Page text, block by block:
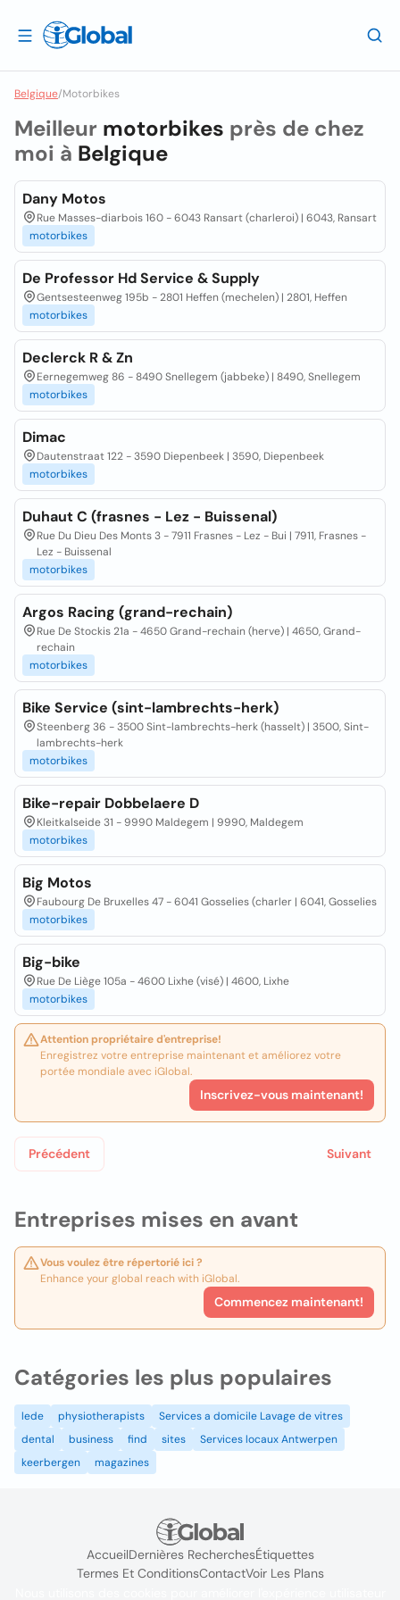
Belgique/Motorbikes
Entreprises mises en avant
Vous voulez être répertorié ici ?
Enhance your global reach with iGlobal.
Commencez maintenant!
Meilleur motorbikes près de chez
moi à Belgique
Dany Motos
Rue Masses-diarbois 160 - 6043 Ransart (charleroi) | 6043, Ransart
motorbikes
De Professor Hd Service & Supply
Gentsesteenweg 195b - 2801 Heffen (mechelen) | 2801, Heffen
motorbikes
Declerck R & Zn
Eernegemweg 86 - 8490 Snellegem (jabbeke) | 8490, Snellegem
motorbikes
Dimac
Dautenstraat 122 - 3590 Diepenbeek | 3590, Diepenbeek
motorbikes
Duhaut C (frasnes - Lez - Buissenal)
Rue Du Dieu Des Monts 3 - 7911 Frasnes - Lez - Bui | 7911, Frasnes -
Lez - Buissenal
motorbikes
Argos Racing (grand-rechain)
Rue De Stockis 21a - 4650 Grand-rechain (herve) | 4650, Grand-
rechain
motorbikes
Bike Service (sint-lambrechts-herk)
Steenberg 36 - 3500 Sint-lambrechts-herk (hasselt) | 3500, Sint-
lambrechts-herk
motorbikes
Bike-repair Dobbelaere D
Kleitkalseide 31 - 9990 Maldegem | 9990, Maldegem
motorbikes
Big Motos
Faubourg De Bruxelles 47 - 6041 Gosselies (charler | 6041, Gosselies
motorbikes
Big-bike
Rue De Liège 105a - 4600 Lixhe (visé) | 4600, Lixhe
motorbikes
Attention propriétaire d'entreprise!
Enregistrez votre entreprise maintenant et améliorez votre
portée mondiale avec iGlobal.
Inscrivez-vous maintenant!
Précédent Suivant
Catégories les plus populaires
lede physiotherapists
Services a domicile Lavage de vitres
dental
business find sites
Services locaux Antwerpen
keerbergen
magazines
AccueilDernières RecherchesÉtiquettes
Termes Et ConditionsContactVoir Les Plans